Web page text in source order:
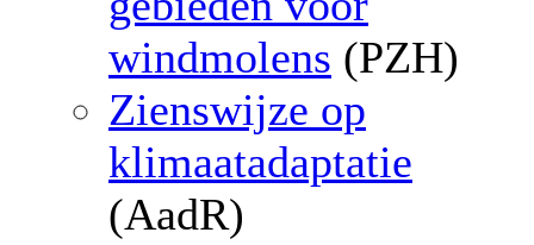
windmolens (PZH)
Zienswijze op
klimaatadaptatie
(AadR)